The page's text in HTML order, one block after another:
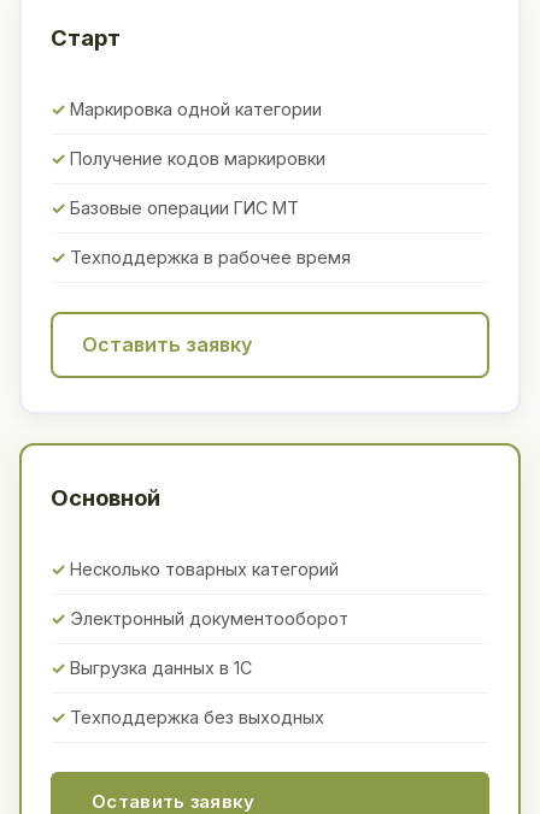
Старт
Маркировка одной категории
Получение кодов маркировки
Базовые операции ГИС МТ
Техподдержка в рабочее время
Оставить заявку
Основной
Несколько товарных категорий
Электронный документооборот
Выгрузка данных в 1С
Техподдержка без выходных
Оставить заявку